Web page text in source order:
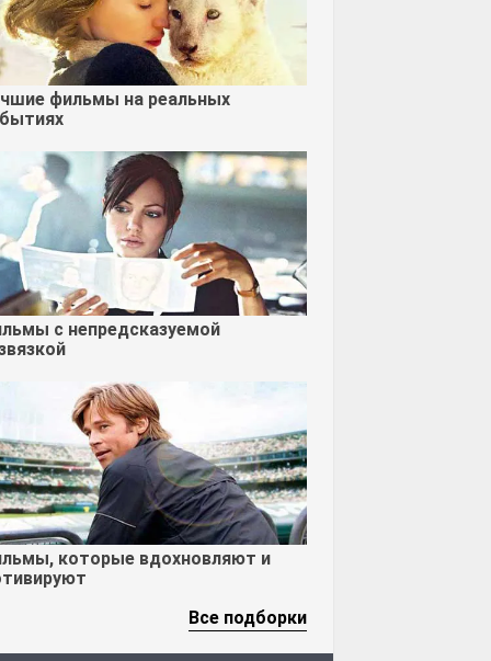
фильмы на реальных
с непредсказуемой
которые вдохновляют и
Все подборки